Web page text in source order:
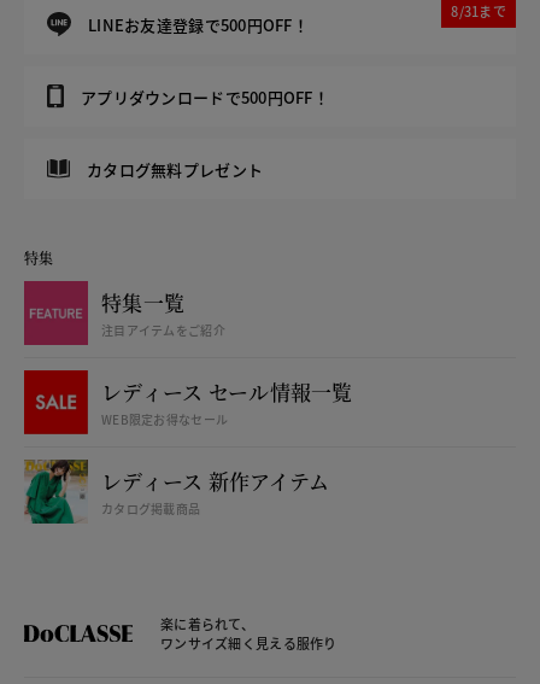
LINEお友達登録で500円OFF！
8/31まで
アプリダウンロードで500円OFF！
カタログ無料プレゼント
特集
特集一覧
注目アイテムをご紹介
レディース セール情報一覧
WEB限定お得なセール
レディース 新作アイテム
カタログ掲載商品
楽に着られて、
ワンサイズ細く見える服作り